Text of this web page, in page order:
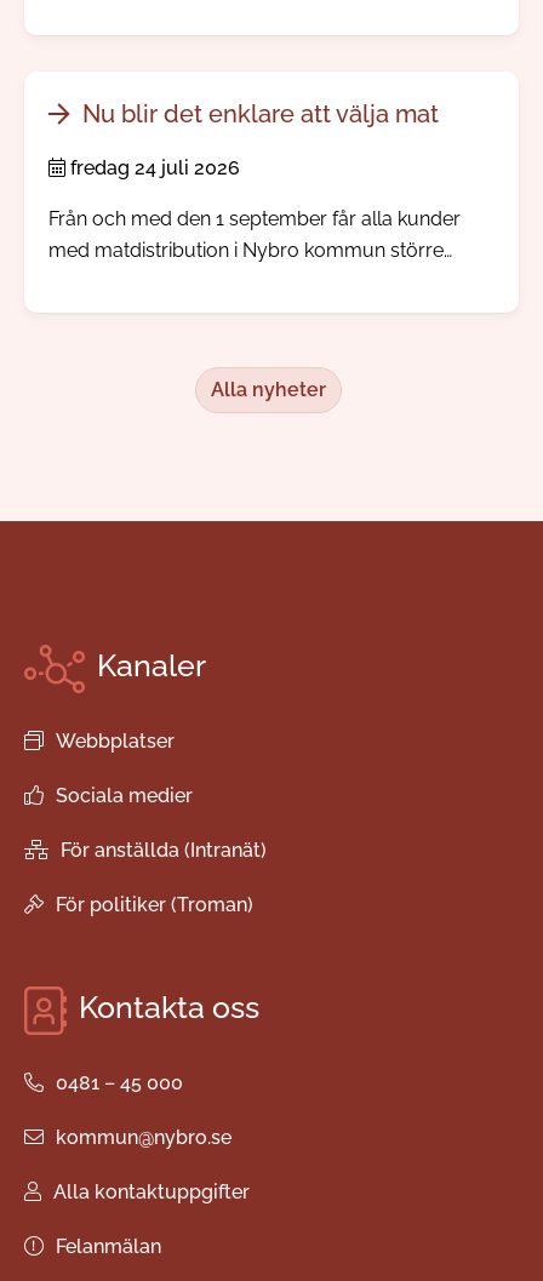
järnåldershistoria, gamla prästgårdar och minnen
dricka hälsobringande brunnsvatten.
Nu blir det enklare att välja mat
fredag 24 juli 2026
Från och med den 1 september får alla kunder
med matdistribution i Nybro kommun större
redan i augusti kommer kunden kunna börja göra
Alla nyheter
Kanaler
Webbplatser
Sociala medier
För anställda (Intranät)
För politiker (Troman)
Kontakta oss
0481 – 45 000
kommun@nybro.se
Alla kontaktuppgifter
Felanmälan